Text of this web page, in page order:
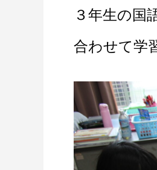
３年生の国
合わせて学